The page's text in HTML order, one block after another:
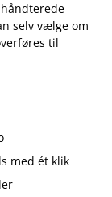
selv vælge om
til
med ét klik